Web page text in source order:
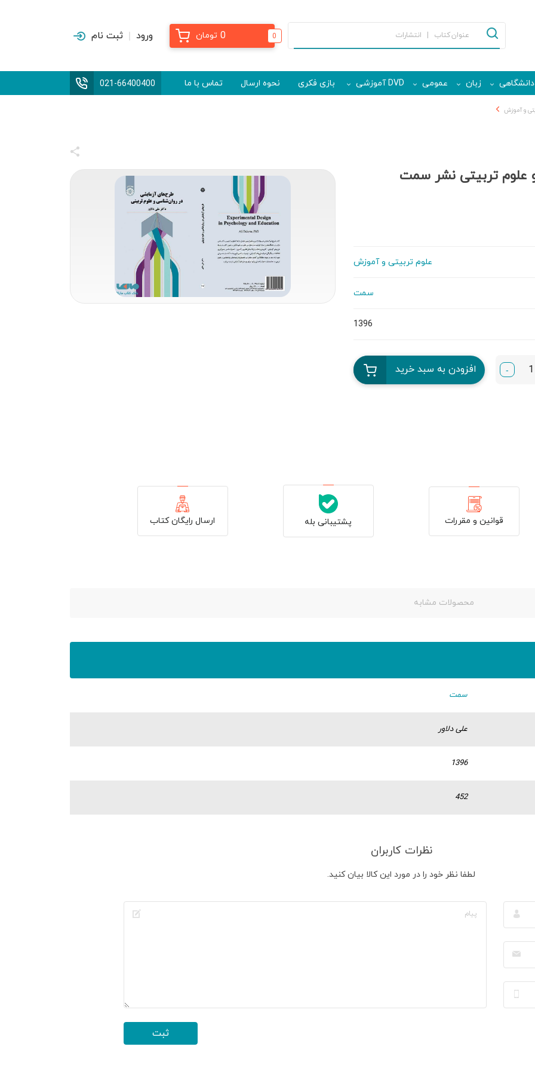
0
0 تومان ورود ثبت نام
دانشگاهی زبان عمومی DVD آموزشی بازی فکری نحوه ارسال تماس با ما 021-66400400
و آموزش
علوم تربیتی نشر سمت
علوم تربیتی و آموزش
سمت
1396
- افزودن به سبد خرید
قوانین و مقررات پشتیبانی بله ارسال رایگان کتاب
محصولات مشابه
سمت
علی دلاور
1396
452
نظرات کاربران
لطفا نظر خود را در مورد این کالا بیان کنید.